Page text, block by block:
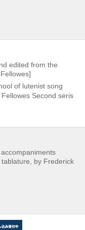
edited from the
of lutenist song
Second seris
by Frederick